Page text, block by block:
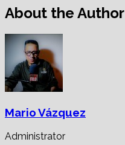
About the Author
Mario Vázquez
Administrator